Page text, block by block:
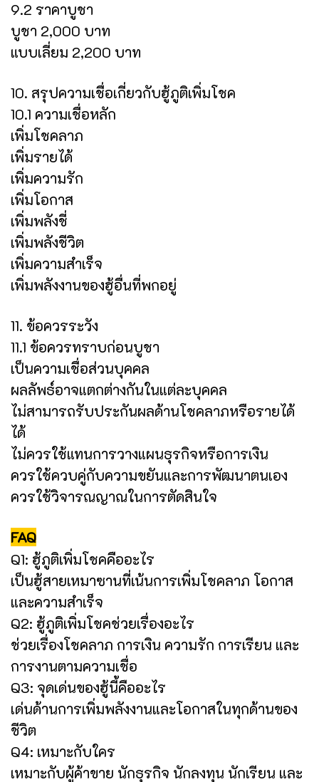
9.2 ราคาบูชา
บูชา 2,000 บาท
แบบเลี่ยม 2,200 บาท
10. สรุปความเชื่อเกี่ยวกับฮู้ภูติเพิ่มโชค
10.1 ความเชื่อหลัก
เพิ่มโชคลาภ
เพิ่มรายได้
เพิ่มความรัก
เพิ่มโอกาส
เพิ่มพลังชี่
เพิ่มพลังชีวิต
เพิ่มความสำเร็จ
เพิ่มพลังงานของฮู้อื่นที่พกอยู่
11. ข้อควรระวัง
11.1 ข้อควรทราบก่อนบูชา
เป็นความเชื่อส่วนบุคคล
ผลลัพธ์อาจแตกต่างกันในแต่ละบุคคล
ไม่สามารถรับประกันผลด้านโชคลาภหรือรายได้
ได้
ไม่ควรใช้แทนการวางแผนธุรกิจหรือการเงิน
ควรใช้ควบคู่กับความขยันและการพัฒนาตนเอง
ควรใช้วิจารณญาณในการตัดสินใจ
FAQ
Q1: ฮู้ภูติเพิ่มโชคคืออะไร
เป็นฮู้สายเหมาซานที่เน้นการเพิ่มโชคลาภ โอกาส
และความสำเร็จ
Q2: ฮู้ภูติเพิ่มโชคช่วยเรื่องอะไร
ช่วยเรื่องโชคลาภ การเงิน ความรัก การเรียน และ
การงานตามความเชื่อ
Q3: จุดเด่นของฮู้นี้คืออะไร
เด่นด้านการเพิ่มพลังงานและโอกาสในทุกด้านของ
ชีวิต
Q4: เหมาะกับใคร
เหมาะกับผู้ค้าขาย นักธุรกิจ นักลงทุน นักเรียน และ